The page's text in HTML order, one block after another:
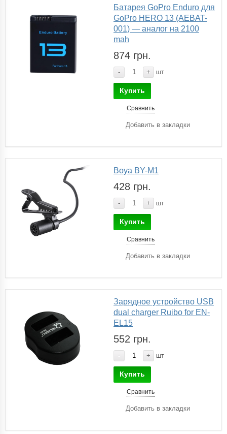
Батарея GoPro Enduro для
GoPro HERO 13 (AEBAT-
001) — аналог на 2100
mah
874 грн.
- + шт
Купить
Сравнить
Добавить в закладки
Boya BY-M1
428 грн.
- + шт
Купить
Сравнить
Добавить в закладки
Зарядное устройство USB
dual charger Ruibo for EN-
EL15
552 грн.
- + шт
Купить
Сравнить
Добавить в закладки